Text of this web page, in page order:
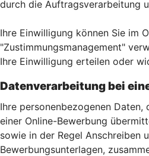
durch die Auftragsverarbeitung
Ihre Einwilligung können Sie im
"Zustimmungsmanagement"
Ihre Einwilligung erteilen oder
Datenverarbeitung bei
Ihre personenbezogenen Daten,
einer Online-Bewerbung
sowie in der Regel Anschreiben
Bewerbungsunterlagen,